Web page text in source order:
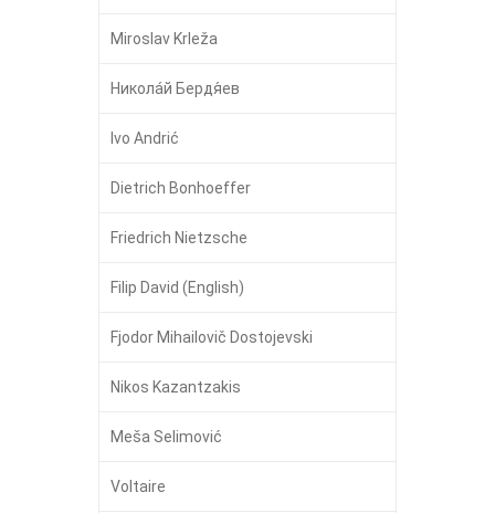
Miroslav Krleža
Никола́й Бердя́ев
Ivo Andrić
Dietrich Bonhoeffer
Friedrich Nietzsche
Filip David (English)
Fjodor Mihailovič Dostojevski
Nikos Kazantzakis
Meša Selimović
Voltaire